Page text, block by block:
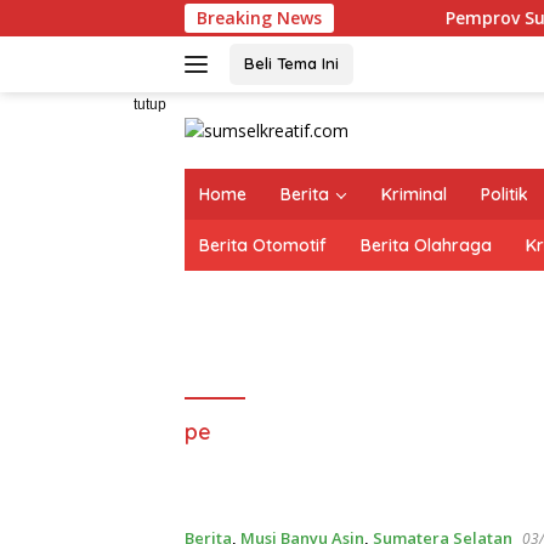
ke
Breaking NewsPemprov Sumsel Targetkan
Beli Tema Ini
tutup
Home Berita Kriminal Politik
Berita Otomotif Berita Olahraga
pe
Berita, Musi Banyu Asin, Sumatera Selatan